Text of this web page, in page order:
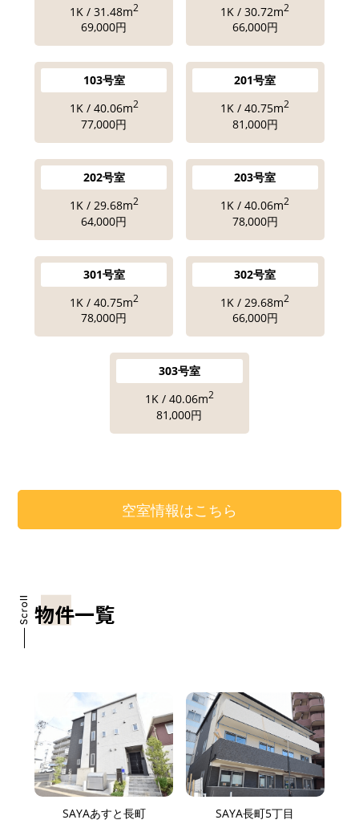
1K / 31.48m2
69,000円
1K / 30.72m2
66,000円
103号室
1K / 40.06m2
77,000円
201号室
1K / 40.75m2
81,000円
202号室
1K / 29.68m2
64,000円
203号室
1K / 40.06m2
78,000円
301号室
1K / 40.75m2
78,000円
302号室
1K / 29.68m2
66,000円
303号室
1K / 40.06m2
81,000円
空室情報はこちら
物件一覧
SAYAあすと長町 SAYA長町5丁目